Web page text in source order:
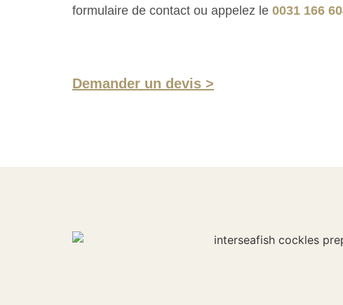
formulaire de contact ou appelez le 0031 166
Demander un devis >